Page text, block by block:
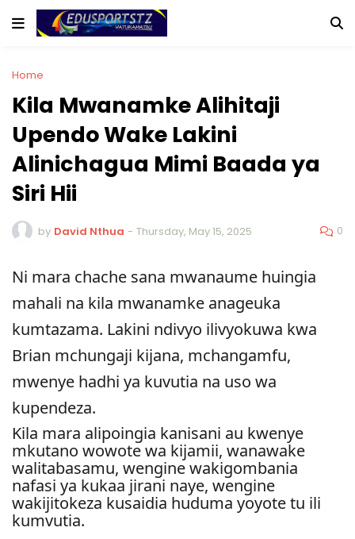
Home
Kila Mwanamke Alihitaji
Upendo Wake Lakini
Alinichagua Mimi Baada ya
Siri Hii
by David Nthua - Thursday, May 15, 2025 0
Ni mara chache sana mwanaume huingia
mahali na kila mwanamke anageuka
kumtazama. Lakini ndivyo ilivyokuwa kwa
Brian mchungaji kijana, mchangamfu,
mwenye hadhi ya kuvutia na uso wa
kupendeza.
Kila mara alipoingia kanisani au kwenye
mkutano wowote wa kijamii, wanawake
walitabasamu, wengine wakigombania
nafasi ya kukaa jirani naye, wengine
wakijitokeza kusaidia huduma yoyote tu ili
kumvutia.